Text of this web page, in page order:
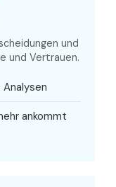
und
und Vertrauen.
ankommt